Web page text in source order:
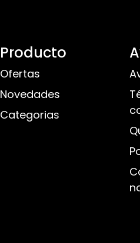
Producto
Ofertas
Novedades
Categorias